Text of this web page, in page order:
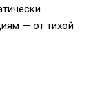
— от тихой